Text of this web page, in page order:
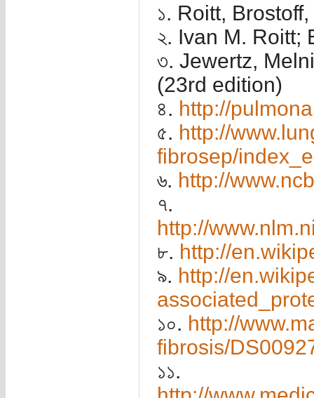
১. Roitt,
২. Ivan M. Roitt;
৩. Jewertz,
(23rd edition)
৪. http://
৫. http://
fibrosep/
৬. http://
৭.
http://
৮. http://
৯. http://
১০. http://
fibrosis/
১১.